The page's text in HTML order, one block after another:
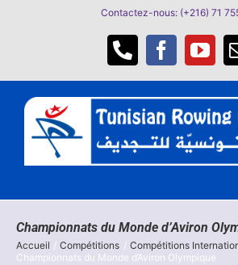
Contactez-nous: (+216) 71
Téléphone
Facebook
Championnats du Monde d’Aviron
Accueil Compétitions
Compétitions
Championnats du Monde d’Aviron Olympique